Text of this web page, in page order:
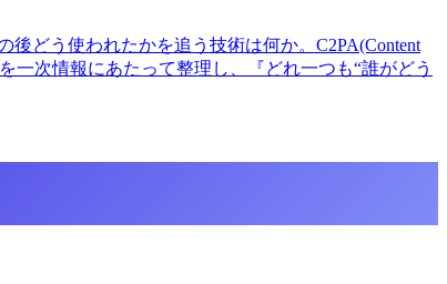
どう使われたかを追う技術は何か。C2PA(Content
一次情報にあたって整理し、『どれ一つも“誰がどう